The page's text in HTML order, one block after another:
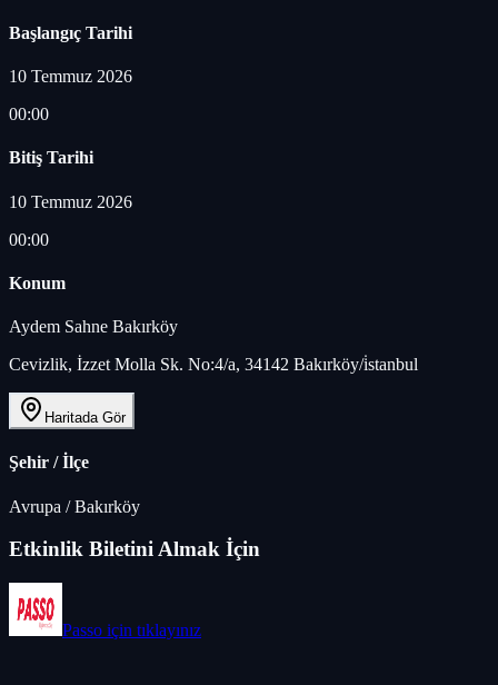
Başlangıç Tarihi
10 Temmuz 2026
00:00
Bitiş Tarihi
10 Temmuz 2026
00:00
Konum
Aydem Sahne Bakırköy
Cevizlik, İzzet Molla Sk. No:4/a, 34142 Bakırköy/i̇stanbul
Haritada Gör
Şehir / İlçe
Avrupa /Bakırköy
Etkinlik Biletini Almak İçin
Passo için tıklayınız